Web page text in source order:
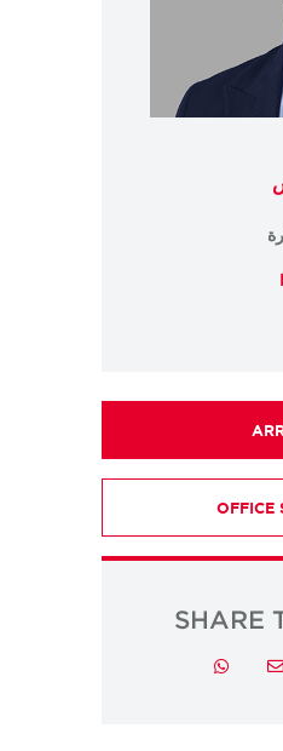
OFFICE
SHARE
Email
Whatsapp